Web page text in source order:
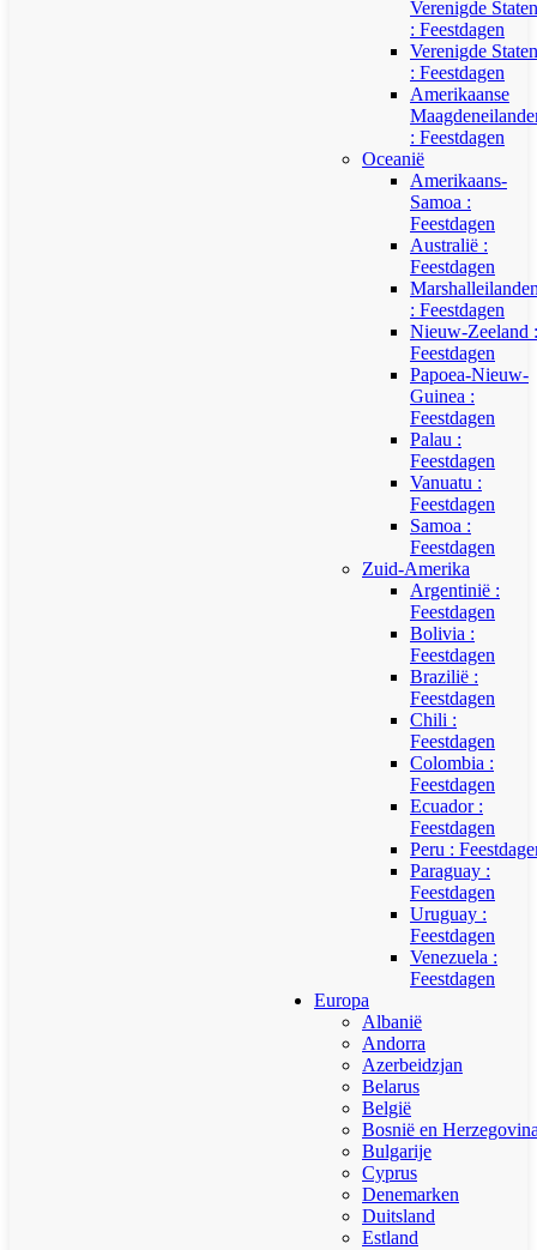
Verenigde Staten
: Feestdagen
Verenigde Staten
: Feestdagen
Amerikaanse
: Feestdagen
Oceanië
Amerikaans-
Samoa :
Feestdagen
Australië :
Feestdagen
: Feestdagen
Nieuw-Zeeland :
Feestdagen
Papoea-Nieuw-
Guinea :
Feestdagen
Palau :
Feestdagen
Vanuatu :
Feestdagen
Samoa :
Feestdagen
Zuid-Amerika
Argentinië :
Feestdagen
Bolivia :
Feestdagen
Brazilië :
Feestdagen
Chili :
Feestdagen
Colombia :
Feestdagen
Ecuador :
Feestdagen
Peru :
Paraguay :
Feestdagen
Uruguay :
Feestdagen
Venezuela :
Feestdagen
Europa
Albanië
Andorra
Azerbeidzjan
Belarus
België
Bosnië en
Bulgarije
Cyprus
Denemarken
Duitsland
Estland